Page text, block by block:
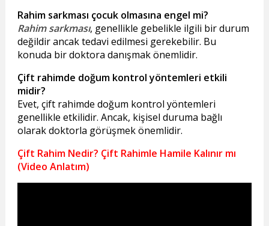
Rahim sarkması çocuk olmasına engel mi?
Rahim sarkması, genellikle gebelikle ilgili bir durum
değildir ancak tedavi edilmesi gerekebilir. Bu
konuda bir doktora danışmak önemlidir.
Çift rahimde doğum kontrol yöntemleri etkili
midir?
Evet, çift rahimde doğum kontrol yöntemleri
genellikle etkilidir. Ancak, kişisel duruma bağlı
olarak doktorla görüşmek önemlidir.
Çift Rahim Nedir? Çift Rahimle Hamile Kalınır mı
(Video Anlatım)